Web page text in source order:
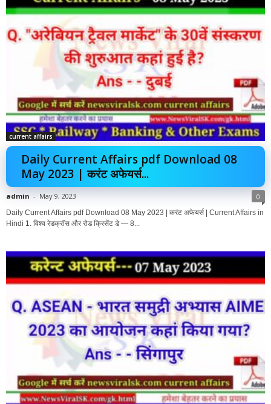
current affairs
Daily Current Affairs pdf Download 08
May 2023 | करंट अफेयर्स...
admin - May 9, 2023 0
Daily Current Affairs pdf Download 08 May 2023 | करंट अफेयर्स | Current Affairs in
Hindi 1. विश्व रेडक्रॉस और रोड क्रिसेंट डे — 8...